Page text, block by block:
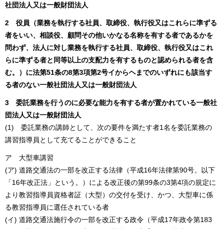
社団法人又は一般財団法人
2 役員（業務を執行する社員、取締役、執行役又はこれらに準ずる
者をいい、相談役、顧問その他いかなる名称を有する者であるかを
問わず、法人に対し業務を執行する社員、取締役、執行役又はこれ
らに準ずる者と同等以上の支配力を有するものと認められる者を含
む。）に法第51条の8第3項第2号イからヘまでのいずれにも該当す
る者のない一般社団法人又は一般財団法人
3 委託業務を行うのに必要な能力を有する者が置かれている一般社
団法人又は一般財団法人
(1) 委託業務の講師として、次の要件を満たす者1名を委託業務の
講習指導員として充てることができること
ア 大型車講習
(ア) 道路交通法の一部を改正する法律（平成16年法律第90号。以下
「16年改正法」という。）による改正後の第99条の3第4項の規定に
より教習指導員資格者証（大型）の交付を受け、かつ、大型車に係
る教習指導員に選任されている者
(イ) 道路交通法施行令の一部を改正する政令（平成17年政令第183